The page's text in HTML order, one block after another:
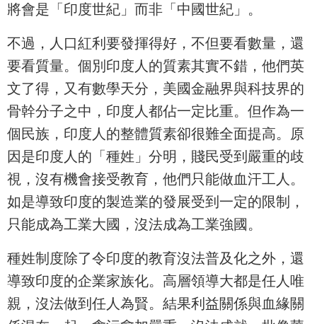
將會是「印度世紀」而非「中國世紀」。
不過，人口紅利要發揮得好，不但要看數量，還
要看質量。個別印度人的質素其實不錯，他們英
文了得，又有數學天分，美國金融界與科技界的
骨幹分子之中，印度人都佔一定比重。但作為一
個民族，印度人的整體質素卻很難全面提高。原
因是印度人的「種姓」分明，賤民受到嚴重的歧
視，沒有機會接受教育，他們只能做血汗工人。
如是導致印度的製造業的發展受到一定的限制，
只能成為工業大國，沒法成為工業強國。
種姓制度除了令印度的教育沒法普及化之外，還
導致印度的企業家族化。高層領導大都是任人唯
親，沒法做到任人為賢。結果利益關係與血緣關